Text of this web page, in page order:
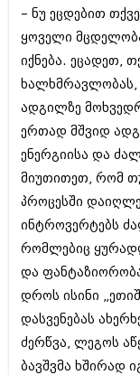
– ნუ ეცდებით
ყოველი
იქნება. ეცადეთ,
ხალხმრავლობას,
ადგილზე
ერთად მშვიდ
ენერგიისა და
მიუთითეთ, რომ
პროცესში
ინტროვერტებს
რომლებიც
და
დროს ისინი
დასვენებას
ძერწვა, ლეგოს
ბავშვმა ხშირად